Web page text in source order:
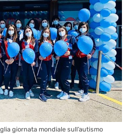
giornata mondiale sull’autismo